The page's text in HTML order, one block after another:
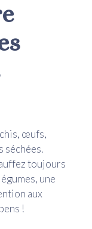
œufs,
séchées.
toujours
une
aux
!